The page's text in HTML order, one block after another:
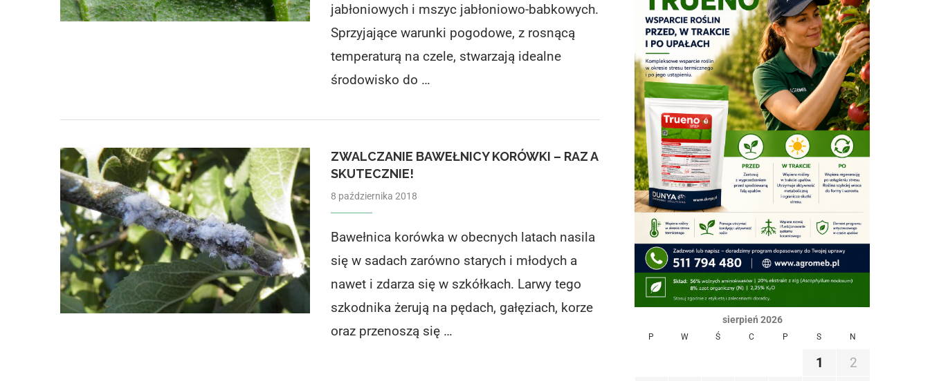
jabłoniowych i mszyc jabłoniowo-babkowych.
Sprzyjające warunki pogodowe, z rosnącą
temperaturą na czele, stwarzają idealne
środowisko do …
ZWALCZANIE BAWEŁNICY KORÓWKI – RAZ A
SKUTECZNIE!
8 października 2018
Bawełnica korówka w obecnych latach nasila
się w sadach zarówno starych i młodych a
nawet i zdarza się w szkółkach. Larwy tego
szkodnika żerują na pędach, gałęziach, korze
oraz przenoszą się …
sierpień 2026
P W Ś C P S N
1
2